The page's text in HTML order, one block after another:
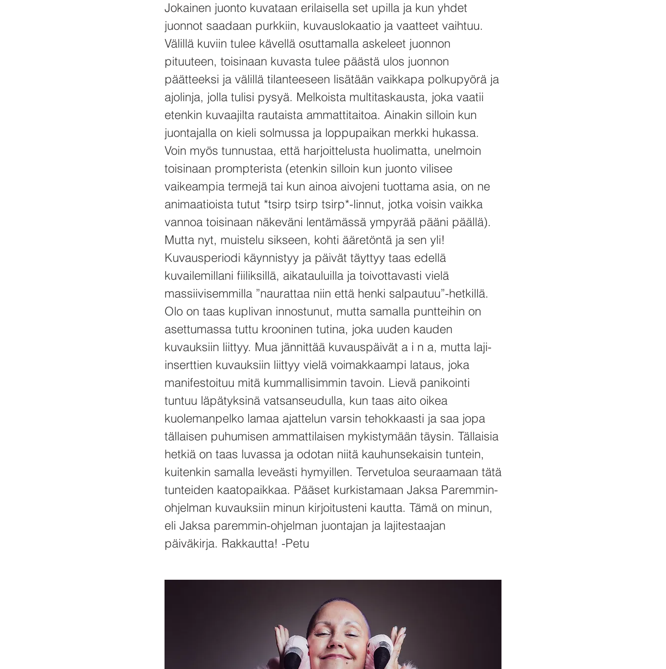
Jokainen juonto kuvataan erilaisella set upilla ja kun yhdet
juonnot saadaan purkkiin, kuvauslokaatio ja vaatteet vaihtuu.
Välillä kuviin tulee kävellä osuttamalla askeleet juonnon
pituuteen, toisinaan kuvasta tulee päästä ulos juonnon
päätteeksi ja välillä tilanteeseen lisätään vaikkapa polkupyörä ja
ajolinja, jolla tulisi pysyä. Melkoista multitaskausta, joka vaatii
etenkin kuvaajilta rautaista ammattitaitoa. Ainakin silloin kun
juontajalla on kieli solmussa ja loppupaikan merkki hukassa.
Voin myös tunnustaa, että harjoittelusta huolimatta, unelmoin
toisinaan prompterista (etenkin silloin kun juonto vilisee
vaikeampia termejä tai kun ainoa aivojeni tuottama asia, on ne
animaatioista tutut *tsirp tsirp tsirp*-linnut, jotka voisin vaikka
vannoa toisinaan näkeväni lentämässä ympyrää pääni päällä).
Mutta nyt, muistelu sikseen, kohti ääretöntä ja sen yli!
Kuvausperiodi käynnistyy ja päivät täyttyy taas edellä
kuvailemillani fiiliksillä, aikatauluilla ja toivottavasti vielä
massiivisemmilla ”naurattaa niin että henki salpautuu”-hetkillä.
Olo on taas kuplivan innostunut, mutta samalla puntteihin on
asettumassa tuttu krooninen tutina, joka uuden kauden
kuvauksiin liittyy. Mua jännittää kuvauspäivät a i n a, mutta laji-
inserttien kuvauksiin liittyy vielä voimakkaampi lataus, joka
manifestoituu mitä kummallisimmin tavoin. Lievä panikointi
tuntuu läpätyksinä vatsanseudulla, kun taas aito oikea
kuolemanpelko lamaa ajattelun varsin tehokkaasti ja saa jopa
tällaisen puhumisen ammattilaisen mykistymään täysin. Tällaisia
hetkiä on taas luvassa ja odotan niitä kauhunsekaisin tuntein,
kuitenkin samalla leveästi hymyillen. Tervetuloa seuraamaan tätä
tunteiden kaatopaikkaa. Pääset kurkistamaan Jaksa Paremmin-
ohjelman kuvauksiin minun kirjoitusteni kautta. Tämä on minun,
eli Jaksa paremmin-ohjelman juontajan ja lajitestaajan
päiväkirja. Rakkautta! -Petu